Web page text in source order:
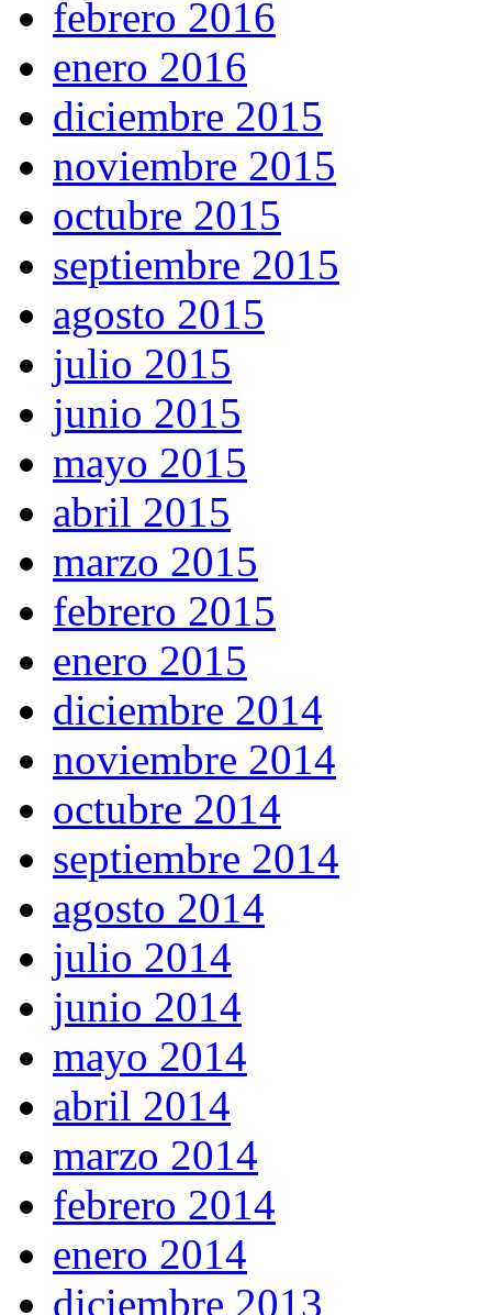
febrero 2016
enero 2016
diciembre 2015
noviembre 2015
octubre 2015
septiembre 2015
agosto 2015
julio 2015
junio 2015
mayo 2015
abril 2015
marzo 2015
febrero 2015
enero 2015
diciembre 2014
noviembre 2014
octubre 2014
septiembre 2014
agosto 2014
julio 2014
junio 2014
mayo 2014
abril 2014
marzo 2014
febrero 2014
enero 2014
diciembre 2013